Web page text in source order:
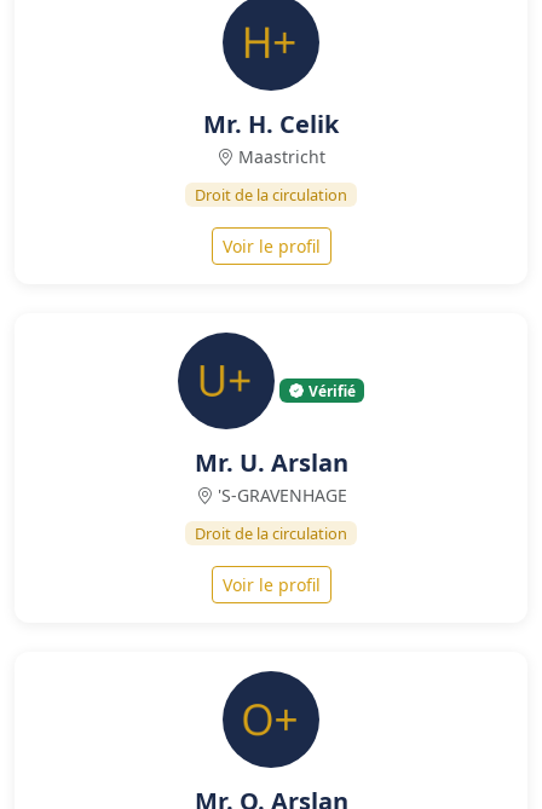
Mr. H. Celik
Maastricht
Droit de la circulation
Voir le profil
Vérifié
Mr. U. Arslan
'S-GRAVENHAGE
Droit de la circulation
Voir le profil
Mr. O. Arslan